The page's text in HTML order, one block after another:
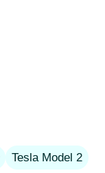
Tesla Model 2